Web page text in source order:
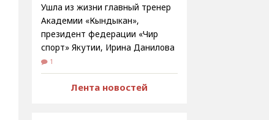
Ушла из жизни главный тренер
Академии «Кындыкан»,
президент федерации «Чир
спорт» Якутии, Ирина Данилова
1
Лента новостей